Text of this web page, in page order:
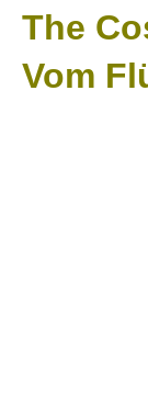
The
Vom